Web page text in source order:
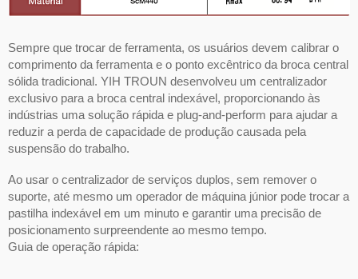
Sempre que trocar de ferramenta, os usuários devem calibrar o
comprimento da ferramenta e o ponto excêntrico da broca central
sólida tradicional. YIH TROUN desenvolveu um centralizador
exclusivo para a broca central indexável, proporcionando às
indústrias uma solução rápida e plug-and-perform para ajudar a
reduzir a perda de capacidade de produção causada pela
suspensão do trabalho.
Ao usar o centralizador de serviços duplos, sem remover o
suporte, até mesmo um operador de máquina júnior pode trocar a
pastilha indexável em um minuto e garantir uma precisão de
posicionamento surpreendente ao mesmo tempo.
Guia de operação rápida: